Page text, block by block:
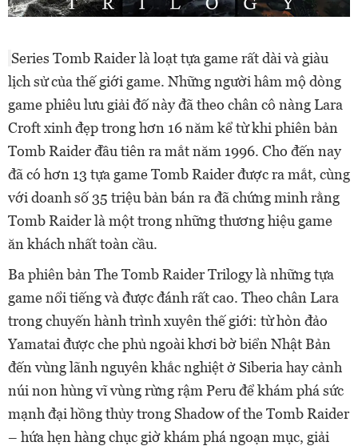
Series Tomb Raider là loạt tựa game rất dài và giàu
lịch sử của thế giới game. Những người hâm mộ dòng
game phiêu lưu giải đố này đã theo chân cô nàng Lara
Croft xinh đẹp trong hơn 16 năm kể từ khi phiên bản
Tomb Raider đầu tiên ra mắt năm 1996. Cho đến nay
đã có hơn 13 tựa game Tomb Raider được ra mắt, cùng
với doanh số 35 triệu bản bán ra đã chứng minh rằng
Tomb Raider là một trong những thương hiệu game
ăn khách nhất toàn cầu.
Ba phiên bản The Tomb Raider Trilogy là những tựa
game nổi tiếng và được đánh rất cao. Theo chân Lara
trong chuyến hành trình xuyên thế giới: từ hòn đảo
Yamatai được che phủ ngoài khơi bờ biển Nhật Bản
đến vùng lãnh nguyên khắc nghiệt ở Siberia hay cảnh
núi non hùng vĩ vùng rừng rậm Peru để khám phá sức
mạnh đại hồng thủy trong Shadow of the Tomb Raider
– hứa hẹn hàng chục giờ khám phá ngoạn mục, giải